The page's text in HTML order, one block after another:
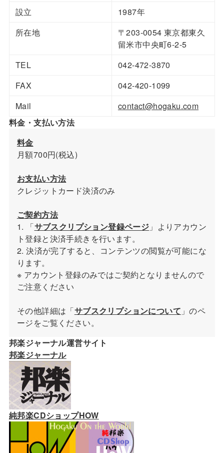
設立
1987年
所在地
〒203-0054 東京都東久
留米市中央町6-2-5
TEL
042-472-3870
FAX
042-420-1099
Mail
contact@hogaku.com
料金・支払い方法
料金
月額700円(税込)
お支払い方法
クレジットカード決済のみ
ご契約方法
1. 「サブスクリプション登録ページ 」よりアカウン
ト登録と決済手続きを行います。
2. 決済が完了すると、コンテンツの閲覧が可能にな
ります。
※ アカウント登録のみではご契約となりませんので
ご注意ください
その他詳細は「サブスクリプションについて 」のペ
ージをご覧ください。
邦楽ジャーナル運営サイト
邦楽ジャーナル
純邦楽CDショップHOW